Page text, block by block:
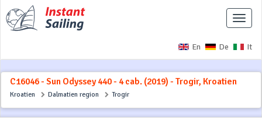
En De It
C16046 - Sun Odyssey 440 - 4 cab. (2019) - Trogir, Kroatien
Kroatien Dalmatien region Trogir